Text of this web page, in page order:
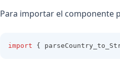
Para importar el componente
import {